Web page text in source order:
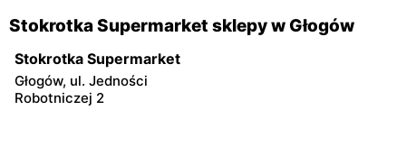
Stokrotka Supermarket sklepy w Głogów
Stokrotka Supermarket
Głogów, ul. Jedności
Robotniczej 2